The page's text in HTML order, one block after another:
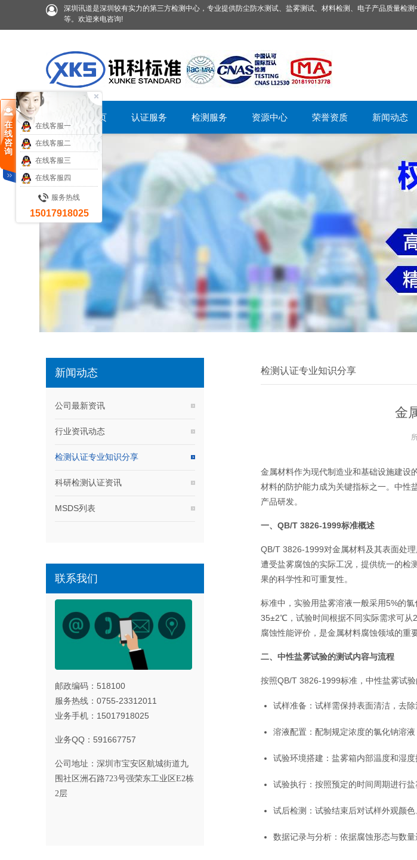
深圳讯道是深圳较有实力的第三方检测中心，专业提供防尘防水测试、盐雾测试、材料检测、电子产品质量检
等。欢迎来电咨询!
首页 认证服务 检测服务 资源中心 荣誉资质 新闻动态
新闻动态
公司最新资讯
行业资讯动态
检测认证专业知识分享
科研检测认证资讯
MSDS列表
联系我们
邮政编码：518100
服务热线：0755-23312011
业务手机：15017918025
业务QQ：591667757
公司地址： 深圳市宝安区航城街道九
围社区洲石路723号强荣东工业区E2栋
2层
检测认证专业知识分享
金
金属材料作为现代制造业和基础设施建设
材料的防护能力成为关键指标之一。中性
产品研发。
一、QB/T 3826-1999标准概述
QB/T 3826-1999对金属材料及其表面处
遭受盐雾腐蚀的实际工况，提供统一的检
果的科学性和可重复性。
标准中，实验用盐雾溶液一般采用5%的
35±2℃，试验时间根据不同实际需求可从
腐蚀性能评价，是金属材料腐蚀领域的重
二、中性盐雾试验的测试内容与流程
按照QB/T 3826-1999标准，中性盐雾试
试样准备：试样需保持表面清洁，去
溶液配置：配制规定浓度的氯化钠溶液
试验环境搭建：盐雾箱内部温度和湿度
试验执行：按照预定的时间周期进行
试后检测：试验结束后对试样外观颜
数据记录与分析：依据腐蚀形态与数
在
线
咨
询
在线客服一
在线客服二
在线客服三
在线客服四
服务热线
15017918025